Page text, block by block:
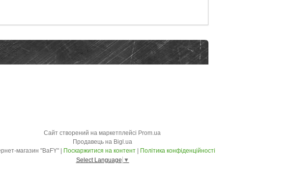
Сайт створений на маркетплейсі Prom.ua
Продавець на Bigl.ua
Поскаржитися на контент
Політика конфіденційності
Select Language ▼